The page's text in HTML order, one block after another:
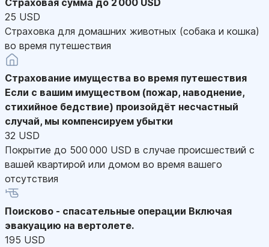
25 USD
Страховка для домашних животных (собака и кошка)
во время путешествия
Страхование имущества во время путешествия
Если с вашим имуществом (пожар, наводнение,
стихийное бедствие) произойдёт несчастный
случай, мы компенсируем убытки
32 USD
Покрытие до 500 000 USD в случае происшествий с
вашей квартирой или домом во время вашего
отсутствия
Поисково - спасательные операции Включая
эвакуацию на вертолете.
195 USD